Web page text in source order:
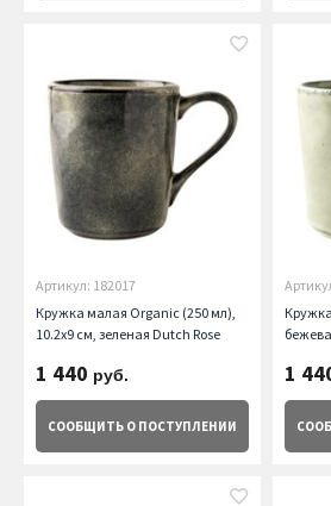
Артикул: 182017
Кружка малая Organic (250 мл),
10.2х9 см, зеленая Dutch Rose
1 440 руб.
СООБЩИТЬ О ПОСТУПЛЕНИИ
1